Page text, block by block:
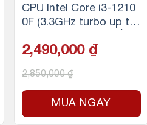
CPU Intel Core i3-1210
0F (3.3GHz turbo up to
12MB Cache, 58W)
2,490,000 ₫
2,850,000₫
MUA NGAY